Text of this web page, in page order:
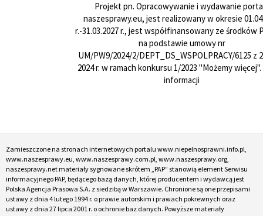
Projekt pn. Opracowywanie i wydawanie
naszesprawy.eu, jest realizowany w okresie
r.-31.03.2027 r., jest współfinansowany ze środków
na podstawie umowy nr
UM/PW9/2024/2/DEPT_DS_WSPOLPRACY/6125 z
2024 r. w ramach konkursu 1/2023 "Możemy więcej".
informacji
Zamieszczone na stronach internetowych portalu www.niepelnosprawni.info.pl,
www.naszesprawy.eu, www.naszesprawy.com.pl, www.naszesprawy.org,
naszesprawy.net materiały sygnowane skrótem „PAP” stanowią element Serwisu
informacyjnego PAP, będącego bazą danych, której producentem i wydawcą jest
Polska Agencja Prasowa S.A. z siedzibą w Warszawie. Chronione są one przepisami
ustawy z dnia 4 lutego 1994 r. o prawie autorskim i prawach pokrewnych oraz
ustawy z dnia 27 lipca 2001 r. o ochronie baz danych. Powyższe materiały